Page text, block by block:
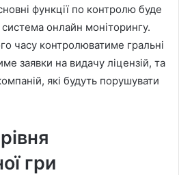
функції по контролю буде
онлайн моніторингу.
часу контролюватиме гральні
заявки на видачу ліцензій, та
які будуть порушувати
гри